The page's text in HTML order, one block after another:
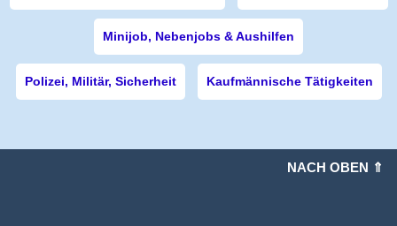
Minijob, Nebenjobs & Aushilfen
Polizei, Militär, Sicherheit Kaufmännische Tätigkeiten
NACH OBEN ⇑